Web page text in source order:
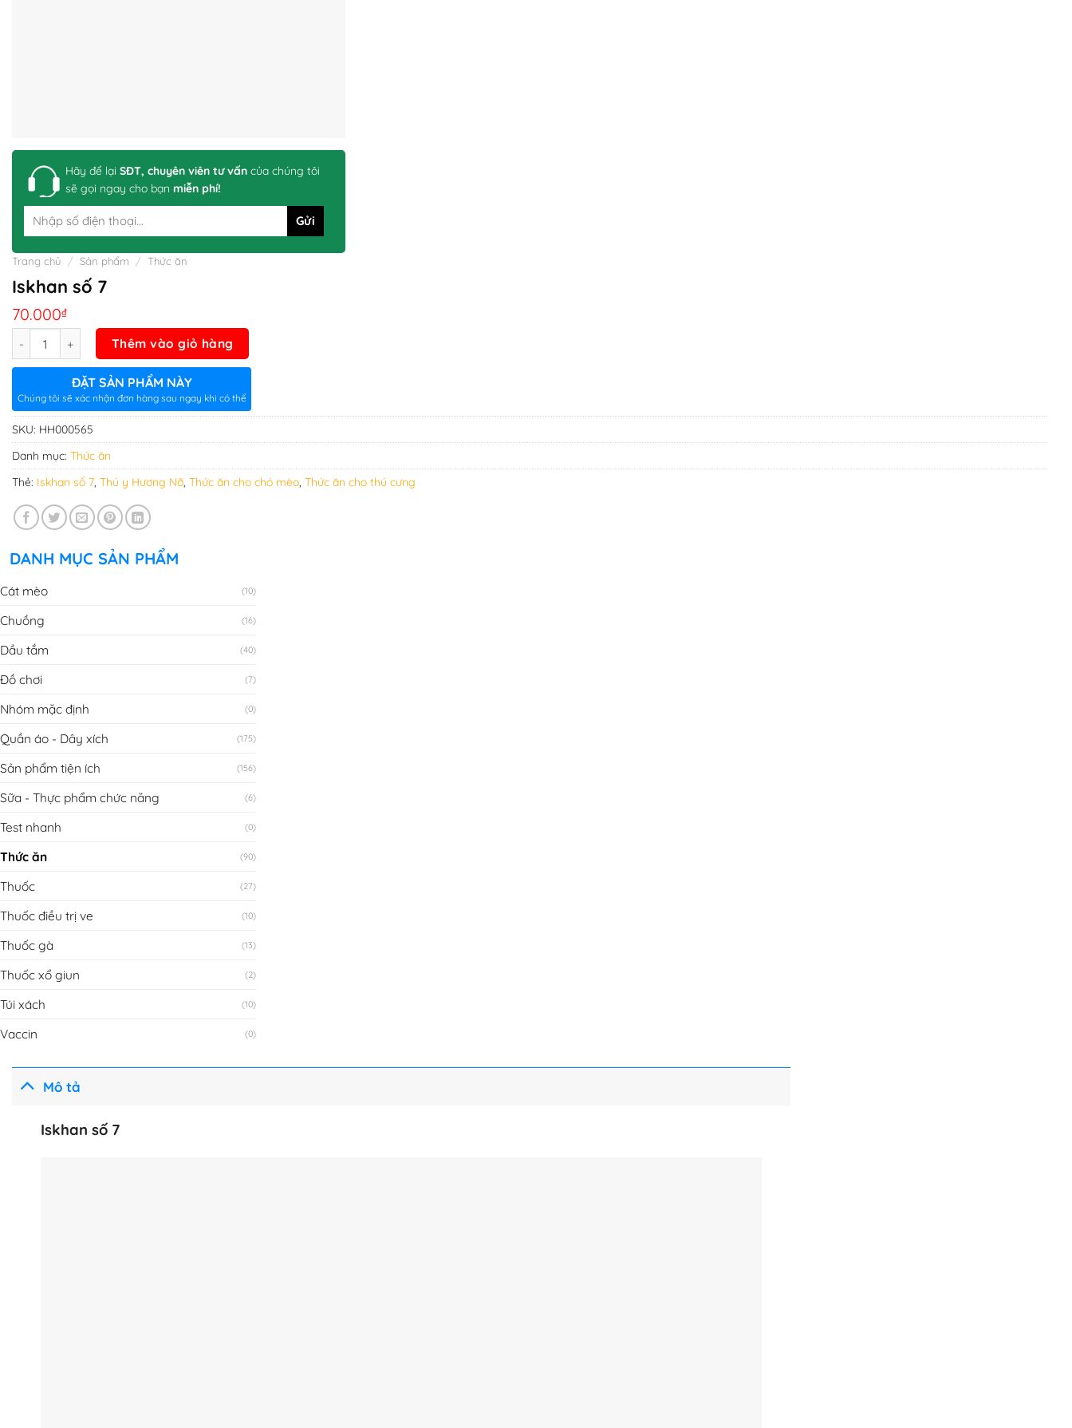
Hãy để lại SĐT, chuyên viên tư vấn của chúng tôi
sẽ gọi ngay cho bạn miễn phí!
Trang chủ / Sản phẩm / Thức ăn
Iskhan số 7
70.000₫
Thêm vào giỏ hàng
ĐẶT SẢN PHẨM NÀY
Chúng tôi sẽ xác nhận đơn hàng sau ngay khi có thể
SKU: HH000565
Danh mục: Thức ăn
Thẻ: Iskhan số 7, Thú y Hương Nỡ, Thức ăn cho chó mèo, Thức ăn cho thú cưng
DANH MỤC SẢN PHẨM
Cát mèo (10)
Chuồng (16)
Dầu tắm (40)
Đồ chơi (7)
Nhóm mặc định (0)
Quần áo - Dây xích (175)
Sản phẩm tiện ích (156)
Sữa - Thực phẩm chức năng (6)
Test nhanh (0)
Thức ăn (90)
Thuốc (27)
Thuốc điều trị ve (10)
Thuốc gà (13)
Thuốc xổ giun (2)
Túi xách (10)
Vaccin (0)
Mô tả
Iskhan số 7